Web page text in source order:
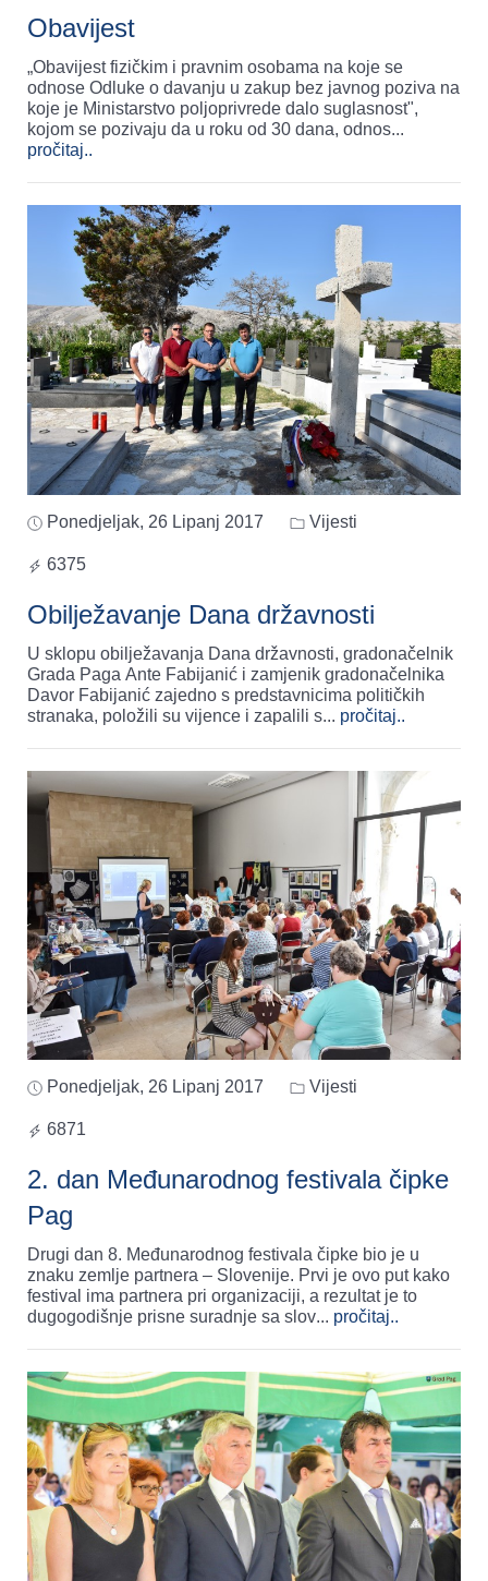
Obavijest
„Obavijest fizičkim i pravnim osobama na koje se
odnose Odluke o davanju u zakup bez javnog poziva na
koje je Ministarstvo poljoprivrede dalo suglasnost",
kojom se pozivaju da u roku od 30 dana, odnos...
pročitaj..
Ponedjeljak, 26 Lipanj 2017 Vijesti
6375
Obilježavanje Dana državnosti
U sklopu obilježavanja Dana državnosti, gradonačelnik
Grada Paga Ante Fabijanić i zamjenik gradonačelnika
Davor Fabijanić zajedno s predstavnicima političkih
stranaka, položili su vijence i zapalili s... pročitaj..
Ponedjeljak, 26 Lipanj 2017 Vijesti
6871
2. dan Međunarodnog festivala čipke
Pag
Drugi dan 8. Međunarodnog festivala čipke bio je u
znaku zemlje partnera – Slovenije. Prvi je ovo put kako
festival ima partnera pri organizaciji, a rezultat je to
dugogodišnje prisne suradnje sa slov... pročitaj..